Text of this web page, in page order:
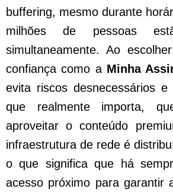
buffering, mesmo durante
milhões de pessoas
simultaneamente. Ao
confiança como a Minha
evita riscos desnecessários
que realmente importa,
aproveitar o conteúdo
infraestrutura de rede é
o que significa que há
acesso próximo para garantir